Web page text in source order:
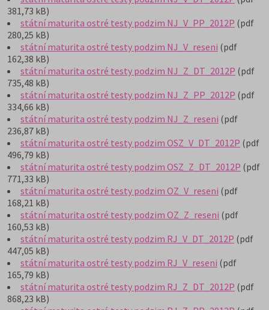
381,73 kB)
státní maturita ostré testy podzim NJ_V_PP_2012P (pdf
280,25 kB)
státní maturita ostré testy podzim NJ_V_reseni (pdf
162,38 kB)
státní maturita ostré testy podzim NJ_Z_DT_2012P (pdf
735,48 kB)
státní maturita ostré testy podzim NJ_Z_PP_2012P (pdf
334,66 kB)
státní maturita ostré testy podzim NJ_Z_reseni (pdf
236,87 kB)
státní maturita ostré testy podzim OSZ_V_DT_2012P (pdf
496,79 kB)
státní maturita ostré testy podzim OSZ_Z_DT_2012P (pdf
771,33 kB)
státní maturita ostré testy podzim OZ_V_reseni (pdf
168,21 kB)
státní maturita ostré testy podzim OZ_Z_reseni (pdf
160,53 kB)
státní maturita ostré testy podzim RJ_V_DT_2012P (pdf
447,05 kB)
státní maturita ostré testy podzim RJ_V_reseni (pdf
165,79 kB)
státní maturita ostré testy podzim RJ_Z_DT_2012P (pdf
868,23 kB)